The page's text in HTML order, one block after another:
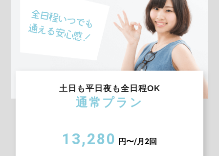
土日も平日夜も全日程OK
通常プラン
13,280 円〜/月2回